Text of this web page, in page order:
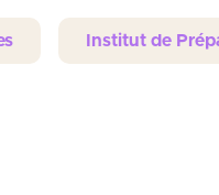
Institut de